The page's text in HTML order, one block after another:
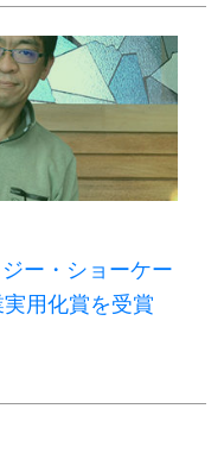
ー・ショーケー
用化賞を受賞